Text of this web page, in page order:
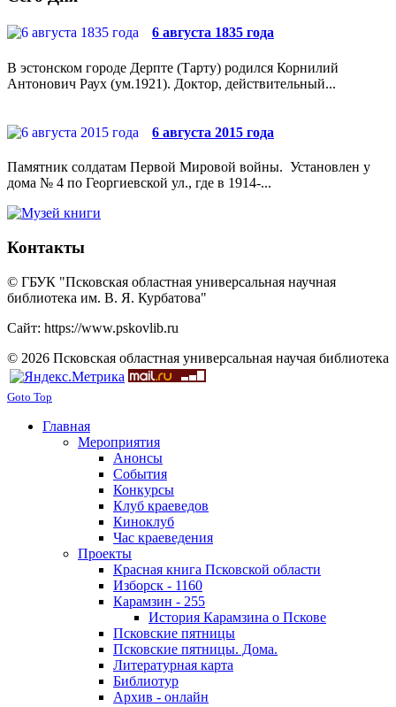
6 августа 1835 года
В эстонском городе Дерпте (Тарту) родился Корнилий
Антонович Раух (ум.1921). Доктор, действительный...
6 августа 2015 года
Памятник солдатам Первой Мировой войны. Установлен у
дома № 4 по Георгиевской ул., где в 1914-...
Контакты
© ГБУК "Псковская областная универсальная научная
библиотека им. В. Я. Курбатова"
Сайт: https://www.pskovlib.ru
© 2026 Псковская областная универсальная научая библиотека
Goto Top
Главная
Мероприятия
Анонсы
События
Конкурсы
Клуб краеведов
Киноклуб
Час краеведения
Проекты
Красная книга Псковской области
Изборск - 1160
Карамзин - 255
История Карамзина о Пскове
Псковские пятницы
Псковские пятницы. Дома.
Литературная карта
Библиотур
Архив - онлайн